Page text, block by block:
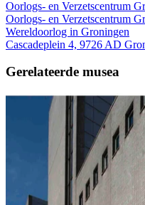
Oorlogs- en Verzetscentrum
Oorlogs- en Verzetscentrum
Wereldoorlog in Groningen
Cascadeplein 4, 9726 AD
Gerelateerde musea